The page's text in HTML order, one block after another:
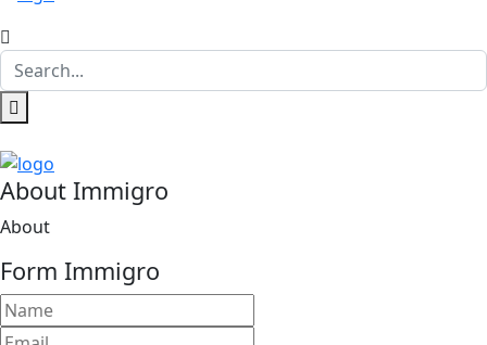
About Immigro
About
Form Immigro